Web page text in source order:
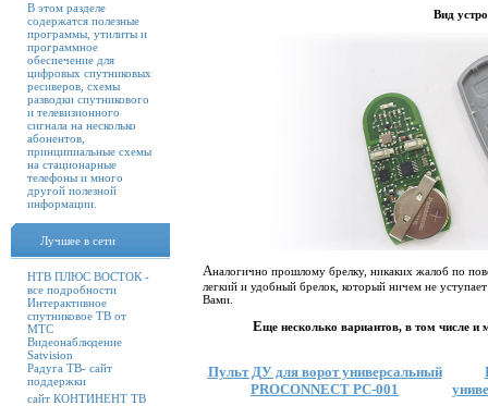
В этом разделе
содержатся полезные
программы, утилиты и
программное
обеспечение для
цифровых спутниковых
ресиверов, схемы
разводки спутникового
и телевизионного
сигнала на несколько
абонентов,
принципиальные схемы
на стационарные
телефоны и много
другой полезной
информации.
Лучшее в сети
НТВ ПЛЮС ВОСТОК -
все подробности
Интерактивное
спутниковое ТВ от
МТС
Видеонаблюдение
Satvision
Радуга ТВ- сайт
поддержки
сайт КОНТИНЕНТ ТВ
Вид
Аналогично прошлому брелку, никаких жалоб по
легкий и удобный брелок, который ничем не
Вами.
Еще несколько вариантов, в том числе и
Пульт ДУ для ворот универсальный
PROCONNECT PC-001